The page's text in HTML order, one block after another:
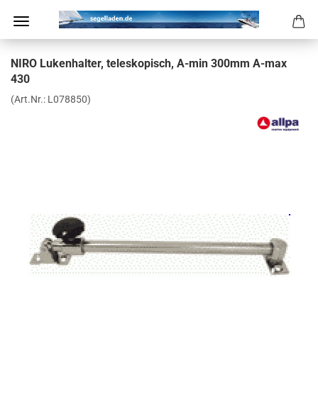
NIRO Lu­ken­hal­ter, te­le­sko­pisch, A-min 300mm A-max
430
(Art.Nr.: L078850)